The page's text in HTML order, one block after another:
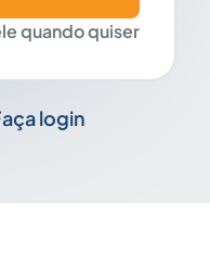
quando quiser
login